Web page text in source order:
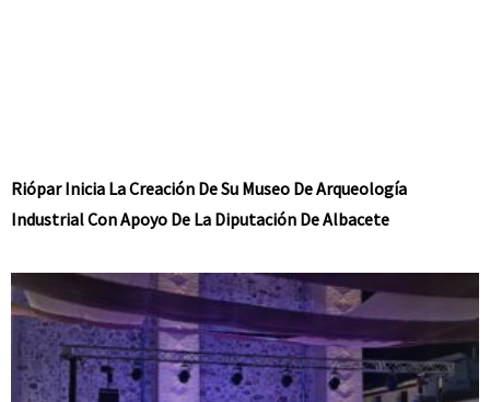
Riópar Inicia La Creación De Su Museo De Arqueología
Industrial Con Apoyo De La Diputación De Albacete